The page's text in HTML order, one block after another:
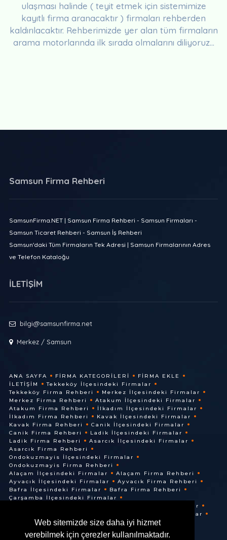
Web sitemizde size daha iyi hizmet
verebilmek için çerezler kullanılmaktadır.
ulaşması halinde ( teyit etmek için sistemimize
kayıtlı firma aranacaktır ) firmaları rehberden
kaldırılacaktır. Rehberimizde yer alan tüm firmaların
arama motorlarında ilk sırada olmalarını diliyoruz...
Samsun Firma Rehberi
SamsunFirma.NET | Samsun Firma Rehberi - Samsun Firmaları -
Samsun Ticaret Rehberi - Samsun İş Rehberi
Samsun'daki Tüm Firmaların Tek Adresi | Samsun Firmalarının Adres
ve Telefon Kataloğu
İLETİŞİM
bilgi@samsunfirma.net
Merkez / Samsun
ANA SAYFA FIRMA KATEGORILERI
FIRMA EKLE
İLETIŞIM
Tekkeköy İlçesindeki Firmalar
Tekkeköy Firma Rehberi
Merkez İlçesindeki Firmalar
Merkez Firma Rehberi
Atakum İlçesindeki Firmalar
Atakum Firma Rehberi
İlkadım İlçesindeki Firmalar
İlkadım Firma Rehberi
Kavak İlçesindeki Firmalar
Kavak Firma Rehberi
Canik İlçesindeki Firmalar
Canik Firma Rehberi
Ladik İlçesindeki Firmalar
Ladik Firma Rehberi
Asarcık İlçesindeki Firmalar
Asarcık Firma Rehberi
Ondokuzmayis İlçesindeki Firmalar
Ondokuzmayis Firma Rehberi
Alaçam İlçesindeki Firmalar
Alaçam Firma Rehberi
Ayvacık İlçesindeki Firmalar
Ayvacık Firma Rehberi
Bafra İlçesindeki Firmalar
Bafra Firma Rehberi
Çarşamba İlçesindeki Firmalar
Terme İlçesindeki Firmalar
Vezirköprü İlçesindeki Firmalar
Vezirköprü Firma Rehberi